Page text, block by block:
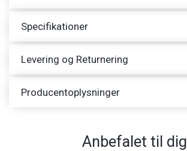
Specifikationer
Levering og Returnering
Producentoplysninger
Anbefalet til dig